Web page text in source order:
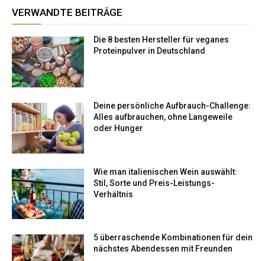
VERWANDTE BEITRÄGE
Die 8 besten Hersteller für veganes
Proteinpulver in Deutschland
Deine persönliche Aufbrauch-Challenge:
Alles aufbrauchen, ohne Langeweile
oder Hunger
Wie man italienischen Wein auswählt:
Stil, Sorte und Preis-Leistungs-
Verhältnis
5 überraschende Kombinationen für dein
nächstes Abendessen mit Freunden